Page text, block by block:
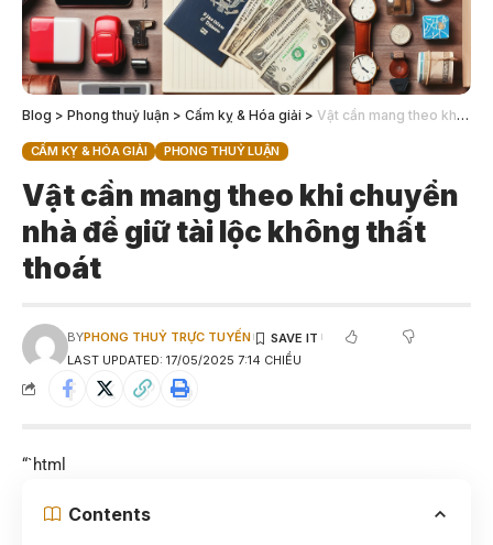
Blog > Phong thuỷ luận > Cấm kỵ & Hóa giải > Vật cần mang theo khi chuyển nhà để giữ tài lộc không thất thoát
CẤM KỴ & HÓA GIẢI PHONG THUỶ LUẬN
Vật cần mang theo khi chuyển
nhà để giữ tài lộc không thất
thoát
LAST UPDATED: 17/05/2025 7:14 CHIỀU
BYPHONG THUỶ TRỰC TUYẾN
“`html
Contents